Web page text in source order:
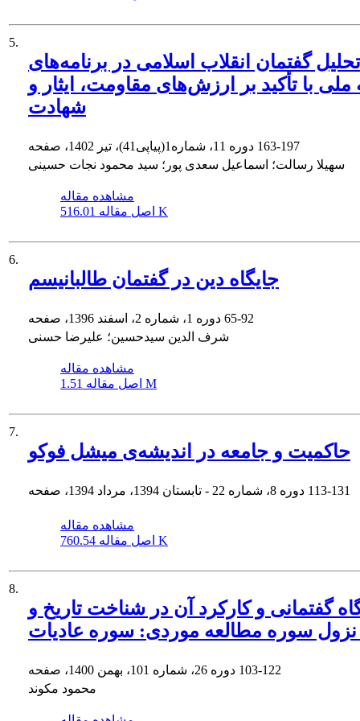
5.
تحلیل گفتمان انقلاب اسلامی در برنامه‌های
ملی با تأکید بر ارزش‌های مقاومت، ایثار و
شهادت
163-197
سهیلا رسالت؛ اسماعیل سعدی پور؛ سید محمود نجات حسینی
مشاهده مقاله
اصل مقاله 516.01 K
6.
جایگاه دین در گفتمان طالبانیسم
65-92
شرف الدین سیدحسین؛ علیرضا حسنی
مشاهده مقاله
اصل مقاله 1.51 M
7.
حاکمیت و جامعه در اندیشه‌ی میشل فوکو
113-131
مشاهده مقاله
اصل مقاله 760.54 K
8.
گفتمانی و کارکرد آن در شناخت تاریخ و
سوره مطالعه موردی: سوره عادیات
103-122
محمود مکوند